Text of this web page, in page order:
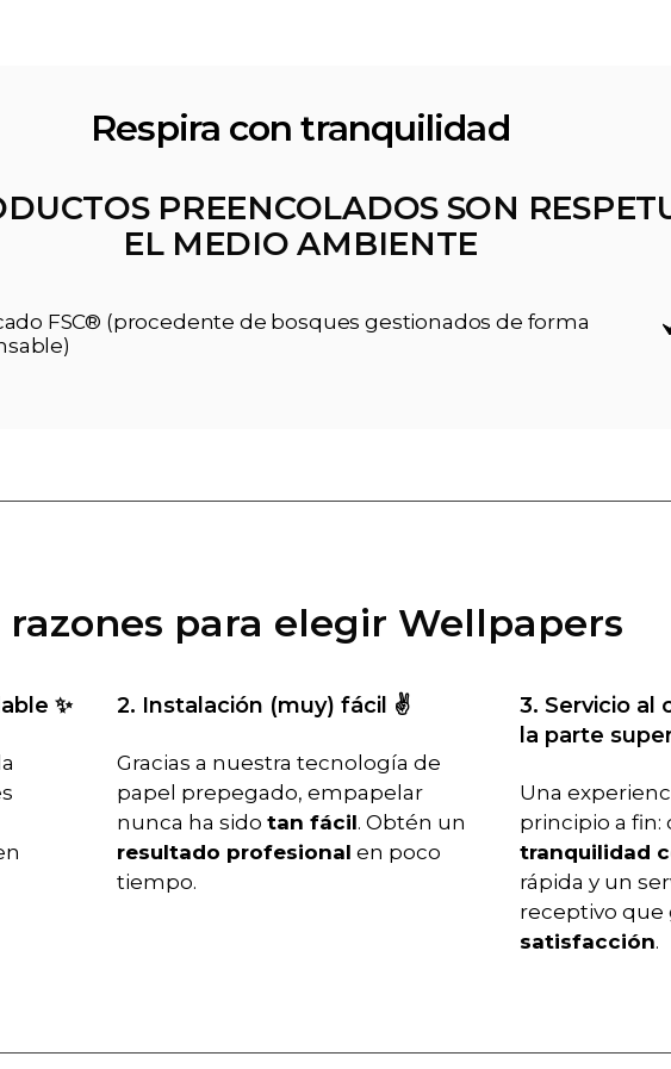
Respira con tranquilidad
PREENCOLADOS SON
EL MEDIO AMBIENTE
FSC® (procedente de bosques gestionados de forma
razones para elegir Wellpapers
✨ 2. Instalación (muy) fácil ✌️
Gracias a nuestra tecnología de
papel prepegado, empapelar
nunca ha sidotan fácil. Obtén un
resultado profesional en poco
tiempo.
3. Servicio al
la parte
Una
principio a fin:
tranquilidad
rápida y un
receptivo que
satisfacción.